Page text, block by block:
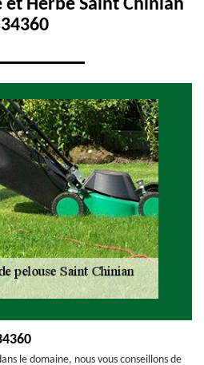
et Herbe Saint Chinian
34360
le domaine, nous vous conseillons de